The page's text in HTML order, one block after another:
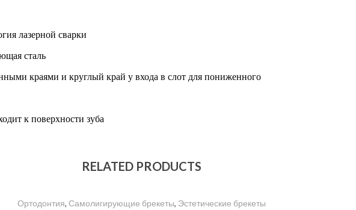
лазерной сварки
сталь
и краями и круглый край у входа в слот для пониженного
к поверхности зуба
RELATED PRODUCTS
Ортодонтия, Самолигирующие брекеты, Эстетические брекеты